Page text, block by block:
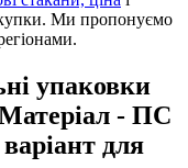
Ми пропонуємо
упаковки
- ПС
для